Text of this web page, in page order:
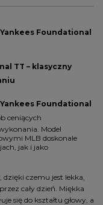
Foundational
TT – klasyczny
Foundational
ceniących
Model
MLB doskonale
jak i jako
, dzięki czemu jest lekka,
cały dzień. Miękka
się do kształtu głowy, a